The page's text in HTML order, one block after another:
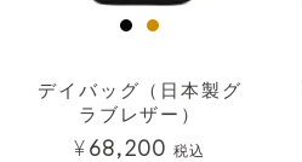
デイバッグ（日本製グ
ラブレザー）
¥68,200 税込